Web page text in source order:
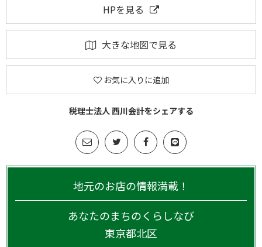
HPを見る
大きな地図で見る
お気に入りに追加
税理士法人 西川会計をシェアする
地元のお店の情報満載！
あなたのまちのくらしなび
東京都北区